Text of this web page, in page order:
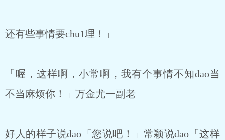
还有些事情要chu1理！」
「喔，这样啊，小常啊，我有个事情不知dao当
不当麻烦你！」万金尤一副老
好人的样子说dao「您说吧！」常颖说dao「这样